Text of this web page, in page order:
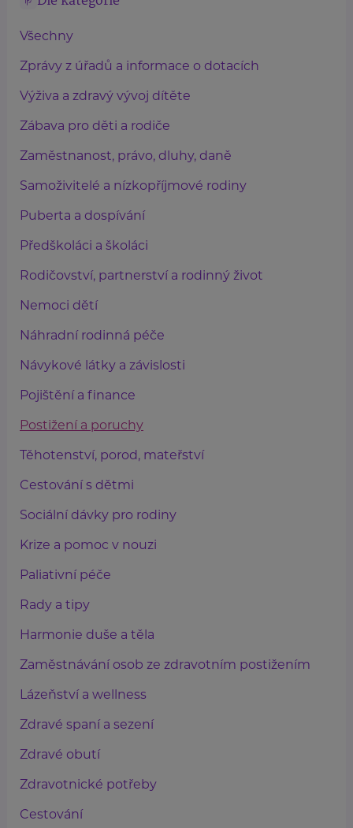
Všechny
Zprávy z úřadů a informace o dotacích
Výživa a zdravý vývoj dítěte
Zábava pro děti a rodiče
Zaměstnanost, právo, dluhy, daně
Samoživitelé a nízkopříjmové rodiny
Puberta a dospívání
Předškoláci a školáci
Rodičovství, partnerství a rodinný život
Nemoci dětí
Náhradní rodinná péče
Návykové látky a závislosti
Pojištění a finance
Postižení a poruchy
Těhotenství, porod, mateřství
Cestování s dětmi
Sociální dávky pro rodiny
Krize a pomoc v nouzi
Paliativní péče
Rady a tipy
Harmonie duše a těla
Zaměstnávání osob ze zdravotním postižením
Lázeňství a wellness
Zdravé spaní a sezení
Zdravé obutí
Zdravotnické potřeby
Cestování